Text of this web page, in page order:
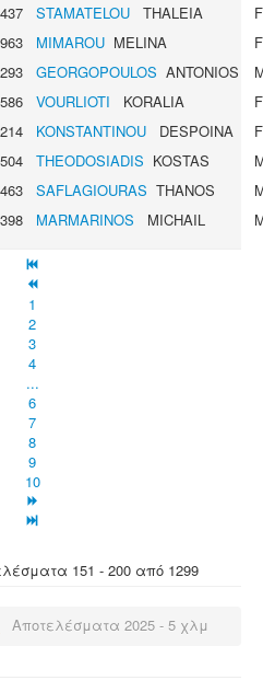
STAMATELOU THALEIA
MIMAROU MELINA
GEORGOPOULOS ANTONIOS
VOURLIOTI KORALIA
KONSTANTINOU DESPOINA
THEODOSIADIS KOSTAS
SAFLAGIOURAS THANOS
MARMARINOS MICHAIL
1
2
3
4
...
6
7
8
9
10
151 - 200 από 1299
Αποτελέσματα 2025 - 5 χλμ